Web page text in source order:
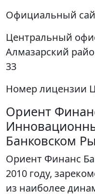
Официальный
Центральный
Алмазарский
33
Номер лицензии
Ориент
Банковском
Ориент Финанс
2010 году,
из наиболее